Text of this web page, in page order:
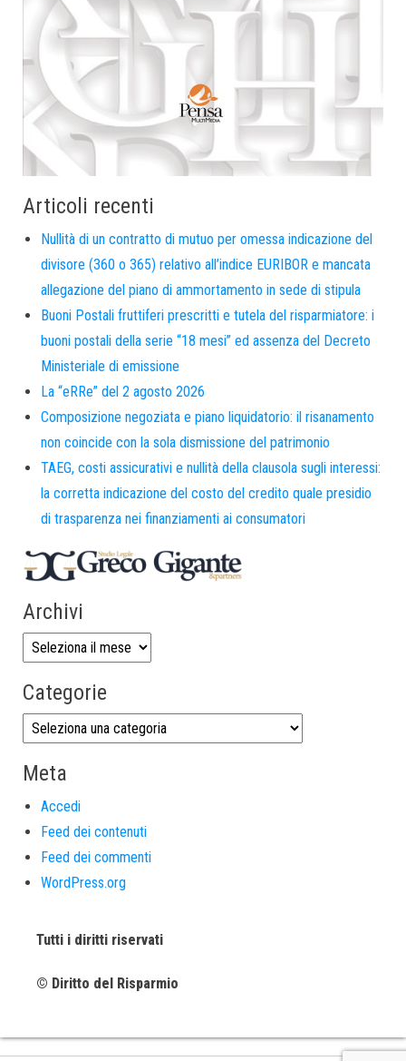
Articoli recenti
Nullità di un contratto di mutuo per omessa indicazione del
divisore (360 o 365) relativo all’indice EURIBOR e mancata
allegazione del piano di ammortamento in sede di stipula
Buoni Postali fruttiferi prescritti e tutela del risparmiatore: i
buoni postali della serie “18 mesi” ed assenza del Decreto
Ministeriale di emissione
La “eRRe” del 2 agosto 2026
Composizione negoziata e piano liquidatorio: il risanamento
non coincide con la sola dismissione del patrimonio
TAEG, costi assicurativi e nullità della clausola sugli interessi:
la corretta indicazione del costo del credito quale presidio
di trasparenza nei finanziamenti ai consumatori
Archivi
Categorie
Meta
Accedi
Feed dei contenuti
Feed dei commenti
WordPress.org
Tutti i diritti riservati
© Diritto del Risparmio